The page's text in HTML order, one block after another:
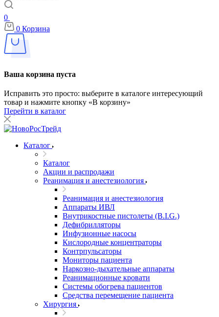
0
0 Корзина
Ваша корзина пуста
Исправить это просто: выберите в каталоге интересующий
товар и нажмите кнопку «В корзину»
Перейти в каталог
Каталог
Каталог
Акции и распродажи
Реанимация и анестезиология
Реанимация и анестезиология
Аппараты ИВЛ
Внутрикостные пистолеты (B.I.G.)
Дефибрилляторы
Инфузионные насосы
Кислородные концентраторы
Контрпульсаторы
Мониторы пациента
Наркозно-дыхательные аппараты
Реанимационные кровати
Системы обогрева пациентов
Средства перемещение пациента
Хирургия